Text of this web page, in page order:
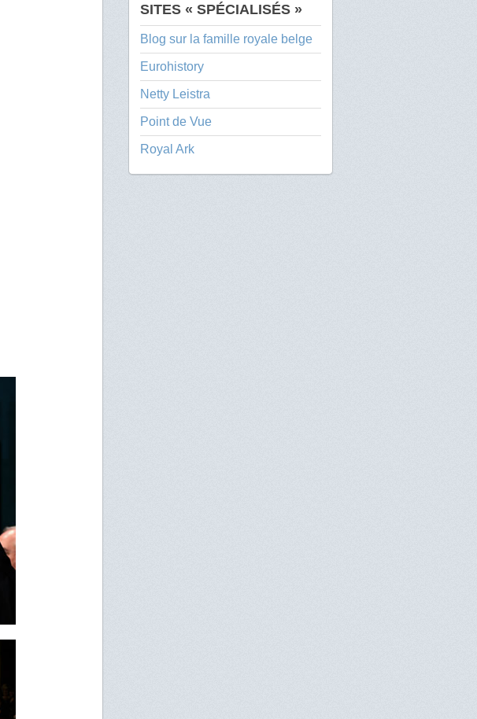
SITES « SPÉCIALISÉS »
Blog sur la famille royale belge
Eurohistory
Netty Leistra
Point de Vue
Royal Ark